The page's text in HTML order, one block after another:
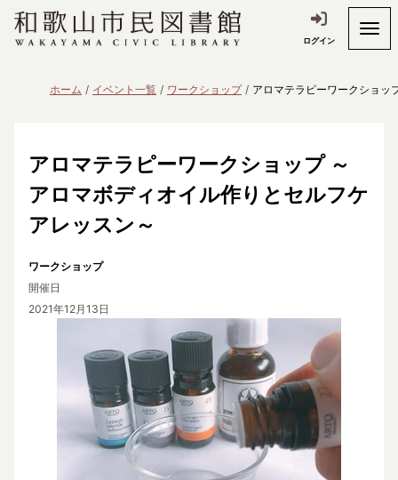
ログイン
ホーム イベント一覧 ワークショップ アロマテラピーワークショッ
アロマテラピーワークショップ ～
アロマボディオイル作りとセルフケ
アレッスン～
ワークショップ
開催日
2021年12月13日